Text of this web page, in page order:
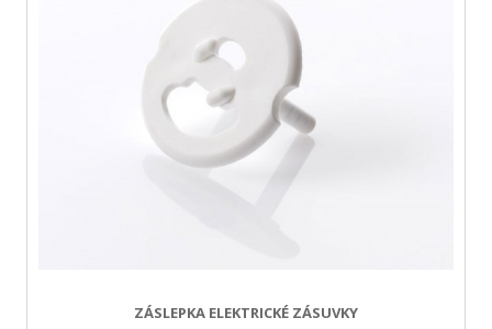
ZÁSLEPKA ELEKTRICKÉ ZÁSUVKY